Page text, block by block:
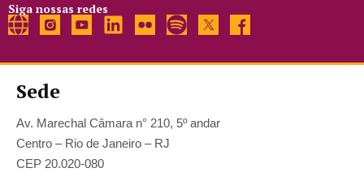
Siga nossas redes
Sede
Av. Marechal Câmara n° 210, 5º andar
Centro – Rio de Janeiro – RJ
CEP 20.020-080